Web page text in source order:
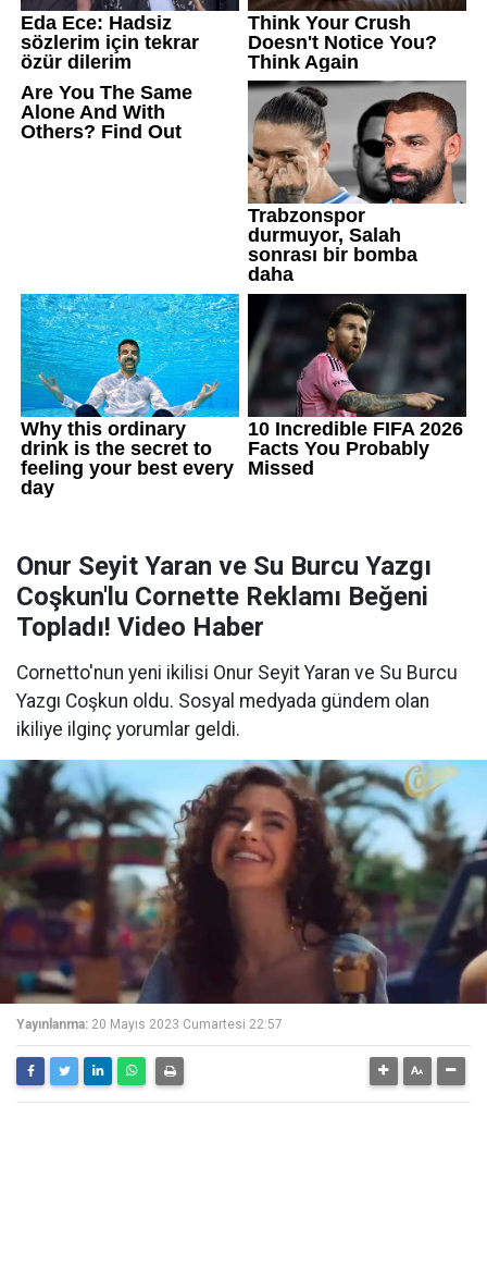
Onur Seyit Yaran ve Su Burcu Yazgı
Coşkun'lu Cornette Reklamı Beğeni
Topladı! Video Haber
Cornetto'nun yeni ikilisi Onur Seyit Yaran ve Su Burcu
Yazgı Coşkun oldu. Sosyal medyada gündem olan
ikiliye ilginç yorumlar geldi.
Yayınlanma: 20 Mayıs 2023 Cumartesi 22:57